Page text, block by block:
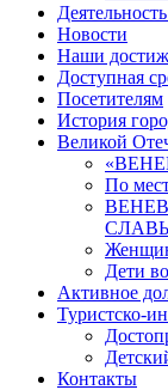
Новости
Наши
Доступная
Посетителям
История
Великой
По
Дети
Активное
Туристско-
Контакты